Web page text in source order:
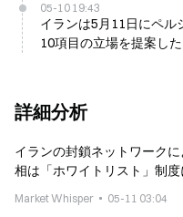
05-10 19:43
イランは5月11日にペル
10項目の立場を提案した
詳細分析
イランの封鎖ネットワーク
相は「ホワイトリスト」制
Market Whisper 05-11 03:04